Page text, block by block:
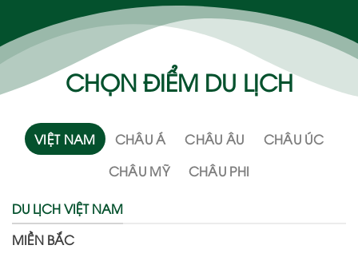
CHỌN ĐIỂM DU LỊCH
VIỆT NAM CHÂU Á CHÂU ÂU
CHÂU ÚC
CHÂU MỸ
CHÂU PHI
DU LỊCH VIỆT NAM
MIỀN BẮC